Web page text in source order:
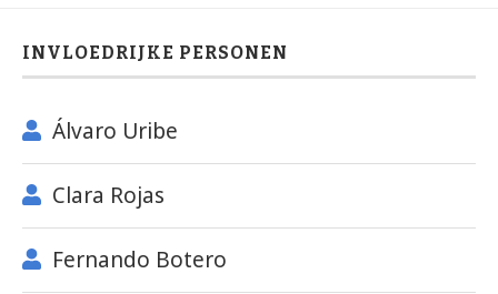
INVLOEDRIJKE PERSONEN
Álvaro Uribe
Clara Rojas
Fernando Botero